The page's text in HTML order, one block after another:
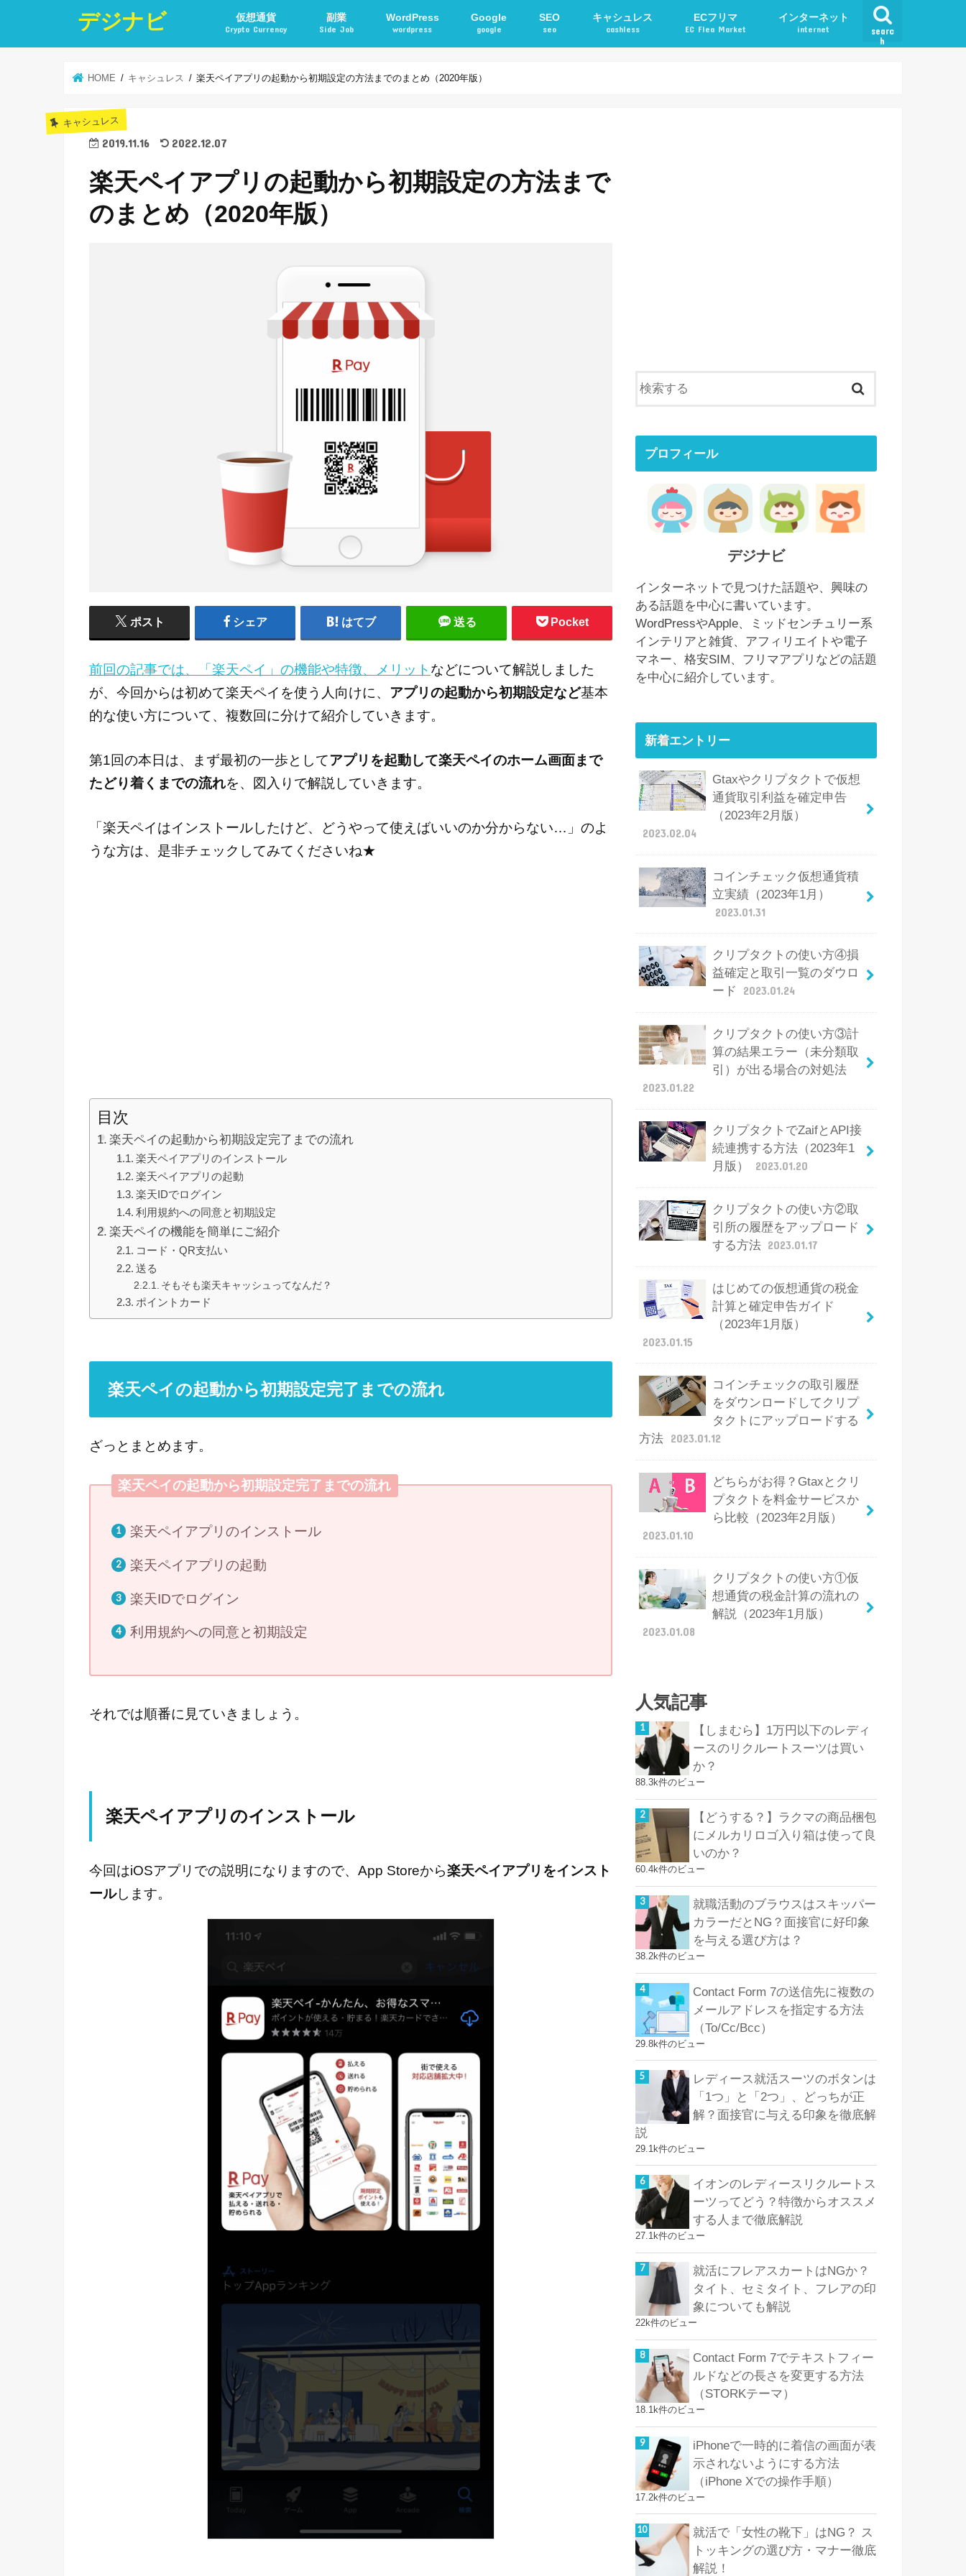
デジナビ
searc
h
仮想通貨
Crypto Currency
副業
Side Job
WordPress
wordpress
Google
google
SEO
seo
キャシュレス
cashless
ECフリマ
EC Flea Market
インターネット
internet
HOME キャシュレス 楽天ペイアプリの起動から初期設定の方法までのまとめ（2020年版）
キャシュレス
2019.11.16 2022.12.07
楽天ペイアプリの起動から初期設定の方法まで
のまとめ（2020年版）
ポスト シェア はてブ 送る Pocket
前回の記事では、「楽天ペイ」の機能や特徴、メリット などについて解説しました
が、今回からは初めて楽天ペイを使う人向けに、 アプリの起動から初期設定など基本
的な使い方について、複数回に分けて紹介していきます。
第1回の本日は、まず最初の一歩としてアプリを起動して楽天ペイのホーム画面まで
たどり着くまでの流れを、図入りで解説していきます。
「楽天ペイはインストールしたけど、どうやって使えばいいのか分からない…」のよ
うな方は、是非チェックしてみてくださいね★
目次
楽天ペイの起動から初期設定完了までの流れ
楽天ペイアプリのインストール
楽天ペイアプリの起動
楽天IDでログイン
利用規約への同意と初期設定
楽天ペイの機能を簡単にご紹介
コード・QR支払い
送る
そもそも楽天キャッシュってなんだ？
ポイントカード
楽天ペイの起動から初期設定完了までの流れ
ざっとまとめます。
楽天ペイの起動から初期設定完了までの流れ
楽天ペイアプリのインストール
楽天ペイアプリの起動
楽天IDでログイン
利用規約への同意と初期設定
それでは順番に見ていきましょう。
楽天ペイアプリのインストール
今回はiOSアプリでの説明になりますので、App Storeから楽天ペイアプリをインスト
ールします。
プロフィール
デジナビ
インターネットで見つけた話題や、興味の
ある話題を中心に書いています。
WordPressやApple、ミッドセンチュリー系
インテリアと雑貨、アフィリエイトや電子
マネー、格安SIM、フリマアプリなどの話題
を中心に紹介しています。
新着エントリー
Gtaxやクリプタクトで仮想
通貨取引利益を確定申告
（2023年2月版）
2023.02.04
コインチェック仮想通貨積
立実績（2023年1月）
2023.01.31
クリプタクトの使い方④損
益確定と取引一覧のダウロ
ード
2023.01.24
クリプタクトの使い方③計
算の結果エラー（未分類取
引）が出る場合の対処法
2023.01.22
クリプタクトでZaifとAPI接
続連携する方法（2023年1
月版）
2023.01.20
クリプタクトの使い方②取
引所の履歴をアップロード
する方法 2023.01.17
はじめての仮想通貨の税金
計算と確定申告ガイド
（2023年1月版）
2023.01.15
コインチェックの取引履歴
をダウンロードしてクリプ
タクトにアップロードする
方法
2023.01.12
どちらがお得？Gtaxとクリ
プタクトを料金サービスか
ら比較（2023年2月版）
2023.01.10
クリプタクトの使い方①仮
想通貨の税金計算の流れの
解説（2023年1月版）
2023.01.08
人気記事
【しまむら】1万円以下のレディ
ースのリクルートスーツは買い
か？
88.3k件のビュー
【どうする？】ラクマの商品梱包
にメルカリロゴ入り箱は使って良
いのか？
60.4k件のビュー
就職活動のブラウスはスキッパー
カラーだとNG？面接官に好印象
を与える選び方は？
38.2k件のビュー
Contact Form 7の送信先に複数の
メールアドレスを指定する方法
（To/Cc/Bcc）
29.8k件のビュー
レディース就活スーツのボタンは
「1つ」と「2つ」、どっちが正
解？面接官に与える印象を徹底解
説
29.1k件のビュー
イオンのレディースリクルートス
ーツってどう？特徴からオススメ
する人まで徹底解説
27.1k件のビュー
就活にフレアスカートはNGか？
タイト、セミタイト、フレアの印
象についても解説
22k件のビュー
Contact Form 7でテキストフィー
ルドなどの長さを変更する方法
（STORKテーマ）
18.1k件のビュー
iPhoneで一時的に着信の画面が表
示されないようにする方法
（iPhone Xでの操作手順）
17.2k件のビュー
就活で「女性の靴下」はNG？ ス
トッキングの選び方・マナー徹底
解説！